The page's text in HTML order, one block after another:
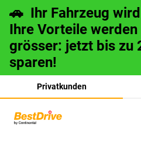
🚗 Ihr Fahrzeug
Ihre Vorteile werden
grösser: jetzt bis zu
sparen!
Privatkunden